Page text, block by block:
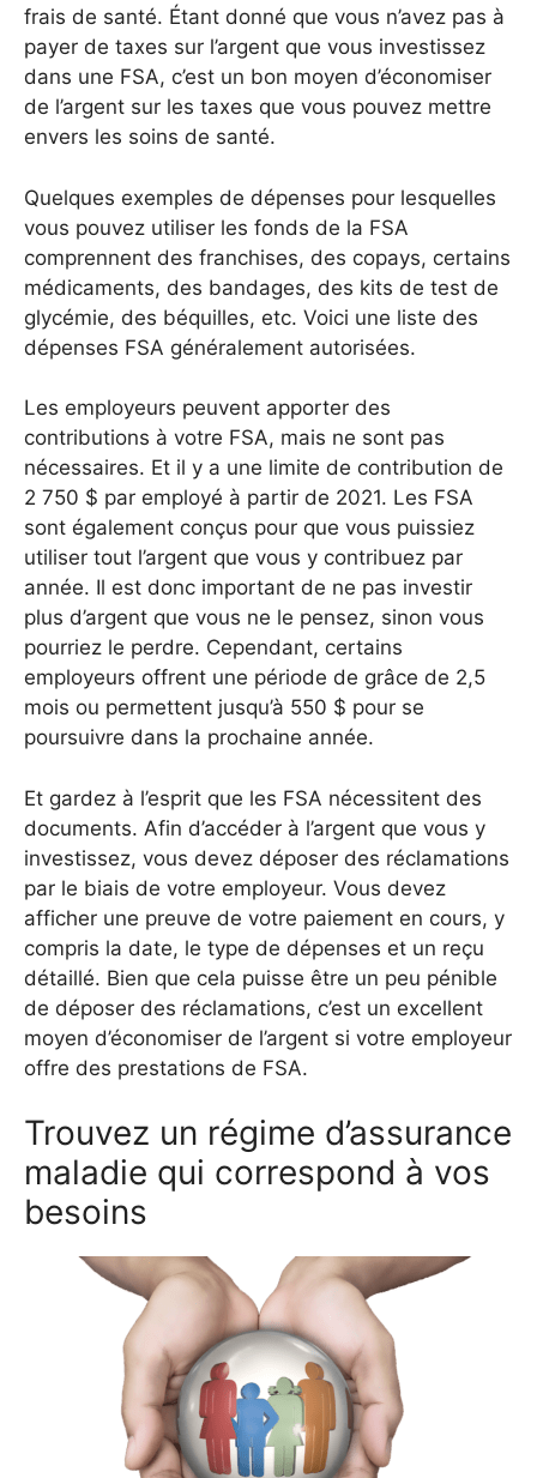
frais de santé. Étant donné que vous n’avez pas à
payer de taxes sur l’argent que vous investissez
dans une FSA, c’est un bon moyen d’économiser
de l’argent sur les taxes que vous pouvez mettre
envers les soins de santé.
Quelques exemples de dépenses pour lesquelles
vous pouvez utiliser les fonds de la FSA
comprennent des franchises, des copays, certains
médicaments, des bandages, des kits de test de
glycémie, des béquilles, etc. Voici une liste des
dépenses FSA généralement autorisées.
Les employeurs peuvent apporter des
contributions à votre FSA, mais ne sont pas
nécessaires. Et il y a une limite de contribution de
2 750 $ par employé à partir de 2021. Les FSA
sont également conçus pour que vous puissiez
utiliser tout l’argent que vous y contribuez par
année. Il est donc important de ne pas investir
plus d’argent que vous ne le pensez, sinon vous
pourriez le perdre. Cependant, certains
employeurs offrent une période de grâce de 2,5
mois ou permettent jusqu’à 550 $ pour se
poursuivre dans la prochaine année.
Et gardez à l’esprit que les FSA nécessitent des
documents. Afin d’accéder à l’argent que vous y
investissez, vous devez déposer des réclamations
par le biais de votre employeur. Vous devez
afficher une preuve de votre paiement en cours, y
compris la date, le type de dépenses et un reçu
détaillé. Bien que cela puisse être un peu pénible
de déposer des réclamations, c’est un excellent
moyen d’économiser de l’argent si votre employeur
offre des prestations de FSA.
Trouvez un régime d’assurance
maladie qui correspond à vos
besoins